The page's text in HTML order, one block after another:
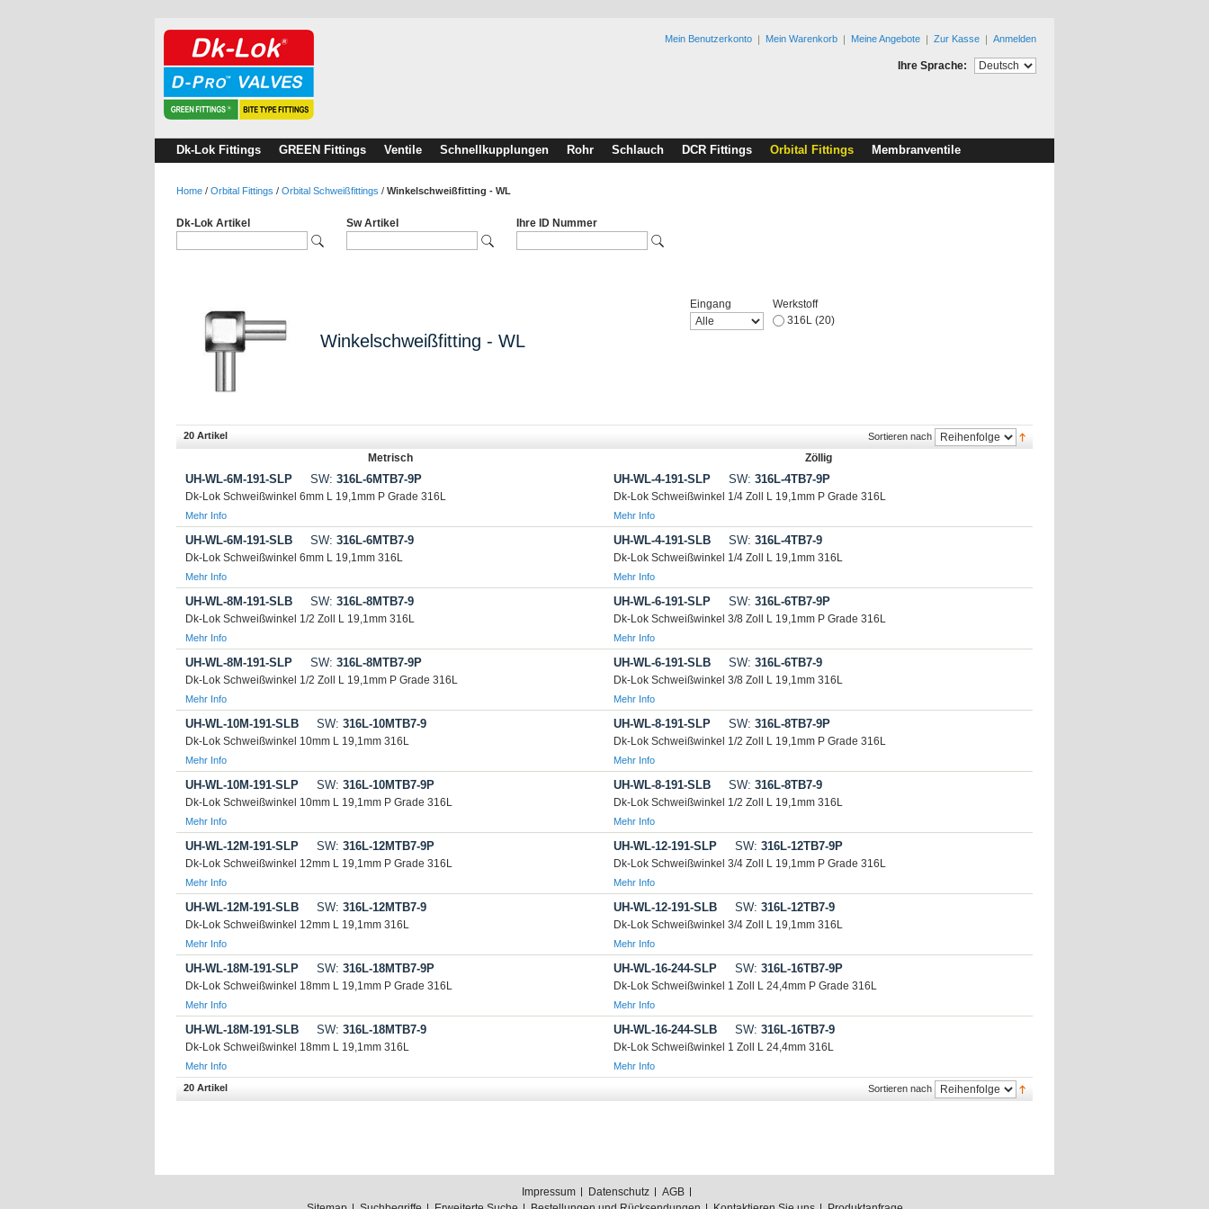
Mein Benutzerkonto Mein Warenkorb Meine Angebote Zur Kasse Anmelden
Ihre Sprache:
Dk-Lok Fittings GREEN Fittings Ventile Schnellkupplungen Rohr Schlauch DCR Fittings Orbital Fittings Membranventile
Home / Orbital Fittings / Orbital Schweißfittings / Winkelschweißfitting - WL
Dk-Lok Artikel Sw Artikel Ihre ID Nummer
Eingang
Werkstoff
316L (20)
Winkelschweißfitting - WL
20 Artikel Sortieren nach
Metrisch Zöllig
UH-WL-6M-191-SLP SW: 316L-6MTB7-9P
Dk-Lok Schweißwinkel 6mm L 19,1mm P Grade 316L
Mehr Info
UH-WL-6M-191-SLB SW: 316L-6MTB7-9
Dk-Lok Schweißwinkel 6mm L 19,1mm 316L
Mehr Info
UH-WL-8M-191-SLB SW: 316L-8MTB7-9
Dk-Lok Schweißwinkel 1/2 Zoll L 19,1mm 316L
Mehr Info
UH-WL-8M-191-SLP SW: 316L-8MTB7-9P
Dk-Lok Schweißwinkel 1/2 Zoll L 19,1mm P Grade 316L
Mehr Info
UH-WL-10M-191-SLB SW: 316L-10MTB7-9
Dk-Lok Schweißwinkel 10mm L 19,1mm 316L
Mehr Info
UH-WL-10M-191-SLP SW: 316L-10MTB7-9P
Dk-Lok Schweißwinkel 10mm L 19,1mm P Grade 316L
Mehr Info
UH-WL-12M-191-SLP SW: 316L-12MTB7-9P
Dk-Lok Schweißwinkel 12mm L 19,1mm P Grade 316L
Mehr Info
UH-WL-12M-191-SLB SW: 316L-12MTB7-9
Dk-Lok Schweißwinkel 12mm L 19,1mm 316L
Mehr Info
UH-WL-18M-191-SLP SW: 316L-18MTB7-9P
Dk-Lok Schweißwinkel 18mm L 19,1mm P Grade 316L
Mehr Info
UH-WL-18M-191-SLB SW: 316L-18MTB7-9
Dk-Lok Schweißwinkel 18mm L 19,1mm 316L
Mehr Info
UH-WL-4-191-SLP SW: 316L-4TB7-9P
Dk-Lok Schweißwinkel 1/4 Zoll L 19,1mm P Grade 316L
Mehr Info
UH-WL-4-191-SLB SW: 316L-4TB7-9
Dk-Lok Schweißwinkel 1/4 Zoll L 19,1mm 316L
Mehr Info
UH-WL-6-191-SLP SW: 316L-6TB7-9P
Dk-Lok Schweißwinkel 3/8 Zoll L 19,1mm P Grade 316L
Mehr Info
UH-WL-6-191-SLB SW: 316L-6TB7-9
Dk-Lok Schweißwinkel 3/8 Zoll L 19,1mm 316L
Mehr Info
UH-WL-8-191-SLP SW: 316L-8TB7-9P
Dk-Lok Schweißwinkel 1/2 Zoll L 19,1mm P Grade 316L
Mehr Info
UH-WL-8-191-SLB SW: 316L-8TB7-9
Dk-Lok Schweißwinkel 1/2 Zoll L 19,1mm 316L
Mehr Info
UH-WL-12-191-SLP SW: 316L-12TB7-9P
Dk-Lok Schweißwinkel 3/4 Zoll L 19,1mm P Grade 316L
Mehr Info
UH-WL-12-191-SLB SW: 316L-12TB7-9
Dk-Lok Schweißwinkel 3/4 Zoll L 19,1mm 316L
Mehr Info
UH-WL-16-244-SLP SW: 316L-16TB7-9P
Dk-Lok Schweißwinkel 1 Zoll L 24,4mm P Grade 316L
Mehr Info
UH-WL-16-244-SLB SW: 316L-16TB7-9
Dk-Lok Schweißwinkel 1 Zoll L 24,4mm 316L
Mehr Info
20 Artikel
Sortieren nach
Impressum Datenschutz
AGB